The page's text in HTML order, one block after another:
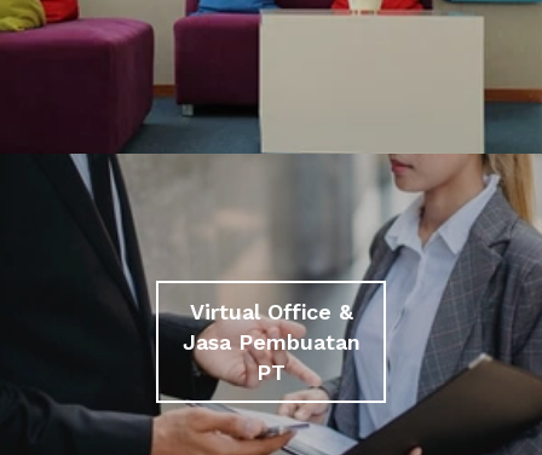
Virtual Office &
Jasa Pembuatan
PT